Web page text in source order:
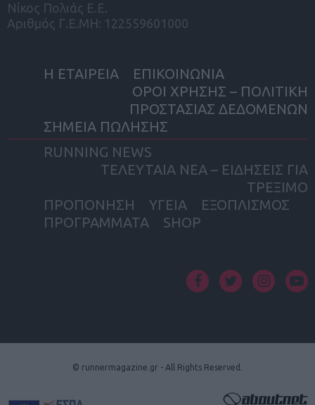
Νίκος Πολιάς Ε.Ε.
Αριθμός Γ.Ε.ΜΗ: 122559601000
Η ΕΤΑΙΡΕΙΑ
ΕΠΙΚΟΙΝΩΝΙΑ
ΟΡΟΙ ΧΡΗΣΗΣ – ΠΟΛΙΤΙΚΗ
ΠΡΟΣΤΑΣΙΑΣ ΔΕΔΟΜΕΝΩΝ
ΣΗΜΕΙΑ ΠΩΛΗΣΗΣ
RUNNING NEWS
ΤΕΛΕΥΤΑΙΑ ΝΕΑ – ΕΙΔΗΣΕΙΣ ΓΙΑ
ΤΡΕΞΙΜΟ
ΠΡΟΠΟΝΗΣΗ
ΥΓΕΙΑ
ΕΞΟΠΛΙΣΜΟΣ
ΠΡΟΓΡΑΜΜΑΤΑ
SHOP
© runnermagazine.gr - All Rights Reserved.